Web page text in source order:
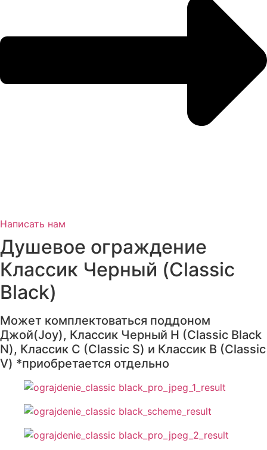
Написать нам
Душевое ограждение
Классик Черный (Classic
Black)
Может комплектоваться поддоном
Джой(Joy), Классик Черный Н (Classic Black
N), Классик С (Classic S) и Классик В (Classic
V) *приобретается отдельно